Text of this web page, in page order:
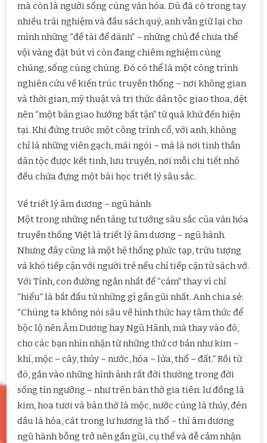
mà còn là người sống cùng văn hóa. Dù đã có trong tay
nhiều trải nghiệm và đầu sách quý, anh vẫn giữ lại cho
mình những “đề tài để dành” – những chủ đề chưa thể
vội vàng đặt bút vì còn đang chiêm nghiệm cùng
chúng, sống cùng chúng. Đó có thể là một công trình
nghiên cứu về kiến trúc truyền thống – nơi không gian
và thời gian, mỹ thuật và tri thức dân tộc giao thoa, dệt
nên “một bản giao hưởng bất tận” từ quá khứ đến hiện
tại. Khi đứng trước một công trình cổ, với anh, không
chỉ là những viên gạch, mái ngói – mà là nơi tinh thần
dân tộc được kết tinh, lưu truyền, nơi mỗi chi tiết nhỏ
đều chứa đựng một bài học triết lý sâu sắc.
Về triết lý âm dương – ngũ hành
Một trong những nền tảng tư tưởng sâu sắc của văn hóa
truyền thống Việt là triết lý âm dương – ngũ hành.
Nhưng đây cũng là một hệ thống phức tạp, trừu tượng
và khó tiếp cận với người trẻ nếu chỉ tiếp cận từ sách vở.
Với Tính, con đường ngắn nhất để “cảm” thay vì chỉ
“hiểu” là bắt đầu từ những gì gần gũi nhất. Anh chia sẻ:
“Chúng ta không nói sâu về hình thức hay tâm thức để
bộc lộ nên Âm Dương hay Ngũ Hành, mà thay vào đó,
cho các bạn nhìn nhận từ những thứ cơ bản như kim –
khí, mộc – cây, thủy – nước, hỏa – lửa, thổ – đất.” Rồi từ
đó, gắn vào những hình ảnh rất đời thường trong đời
sống tín ngưỡng – như trên bàn thờ gia tiên: lư đồng là
kim, hoa tươi và bàn thờ là mộc, nước cúng là thủy, đèn
dầu là hỏa, cát trong lư hương là thổ – thì âm dương
ngũ hành bỗng trở nên gần gũi, cụ thể và dễ cảm nhận